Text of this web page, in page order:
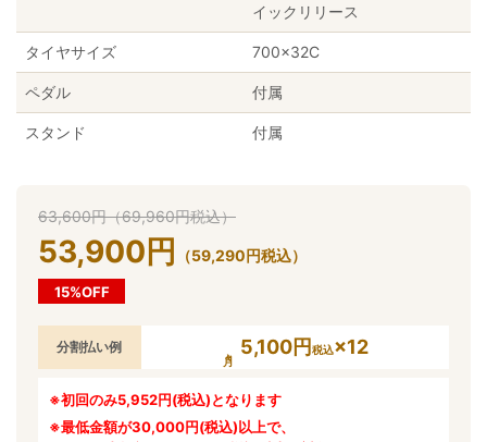
イックリリース
タイヤサイズ 700×32C
ペダル 付属
スタンド 付属
63,600円（69,960円税込）
53,900円 （59,290円税込）
15%OFF
分割払い例 5,100円 税込×12
※初回のみ5,952円(税込)となります
※最低金額が30,000円(税込)以上で、